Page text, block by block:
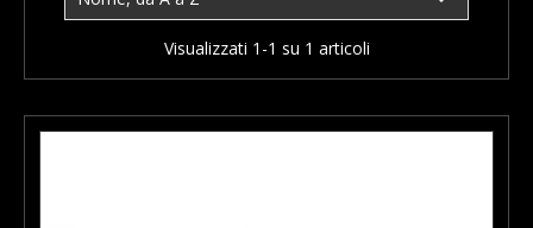
Visualizzati 1-1 su 1 articoli